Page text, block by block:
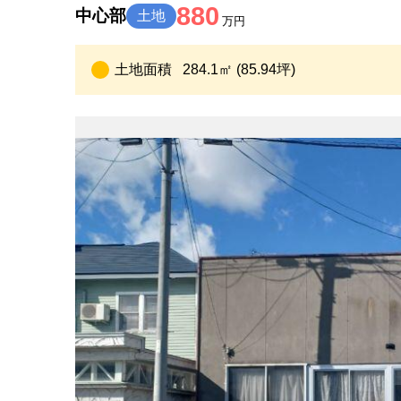
中心部 土地 880 万円
土地面積 284.1㎡ (85.94坪)